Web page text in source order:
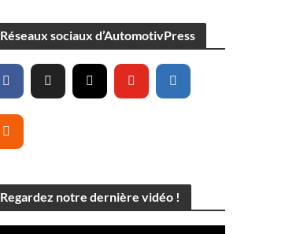
Réseaux sociaux d’AutomotivPress
Regardez notre dernière vidéo !